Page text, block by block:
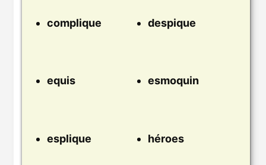
complique despique
equis esmoquin
esplique héroes